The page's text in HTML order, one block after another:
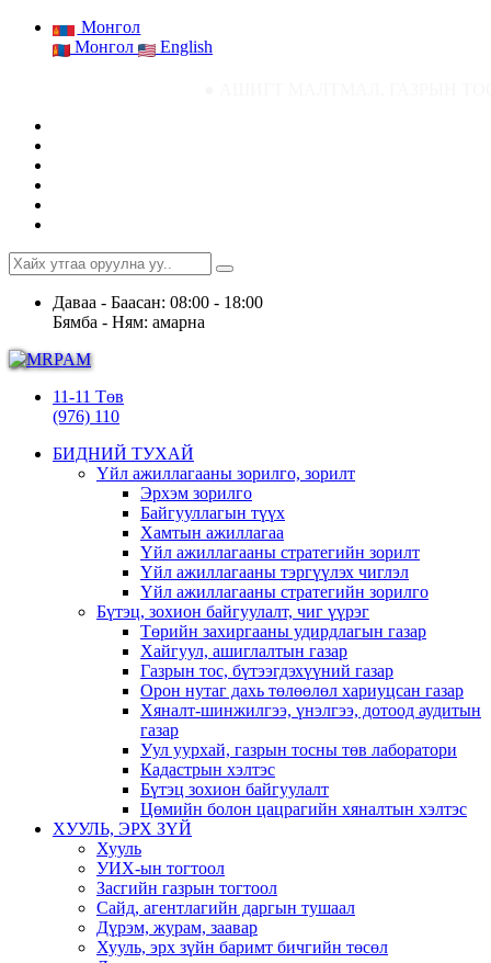
Монгол
Монгол
English
Даваа - Баасан: 08:00 - 18:00
Бямба - Ням: амарна
11-11 Төв
(976) 110
БИДНИЙ ТУХАЙ
Үйл ажиллагааны зорилго, зорилт
Эрхэм зорилго
Байгууллагын түүх
Хамтын ажиллагаа
Үйл ажиллагааны стратегийн зорилт
Үйл ажиллагааны тэргүүлэх чиглэл
Үйл ажиллагааны стратегийн зорилго
Бүтэц, зохион байгуулалт, чиг үүрэг
Төрийн захиргааны удирдлагын газар
Хайгуул, ашиглалтын газар
Газрын тос, бүтээгдэхүүний газар
Орон нутаг дахь төлөөлөл хариуцсан газар
Хяналт-шинжилгээ, үнэлгээ, дотоод аудитын
газар
Уул уурхай, газрын тосны төв лаборатори
Кадастрын хэлтэс
Бүтэц зохион байгуулалт
Цөмийн болон цацрагийн хяналтын хэлтэс
ХУУЛЬ, ЭРХ ЗҮЙ
Хууль
УИХ-ын тогтоол
Засгийн газрын тогтоол
Сайд, агентлагийн даргын тушаал
Дүрэм, журам, заавар
Хууль, эрх зүйн баримт бичгийн төсөл